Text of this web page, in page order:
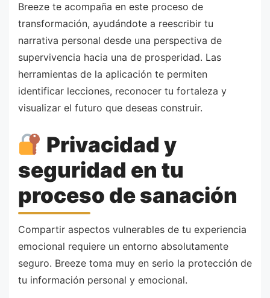
Breeze te acompaña en este proceso de
transformación, ayudándote a reescribir tu
narrativa personal desde una perspectiva de
supervivencia hacia una de prosperidad. Las
herramientas de la aplicación te permiten
identificar lecciones, reconocer tu fortaleza y
visualizar el futuro que deseas construir.
Privacidad y
seguridad en tu
proceso de sanación
Compartir aspectos vulnerables de tu experiencia
emocional requiere un entorno absolutamente
seguro. Breeze toma muy en serio la protección de
tu información personal y emocional.